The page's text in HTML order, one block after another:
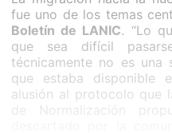
fue uno de los temas
Boletín de LANIC. “Lo
que sea difícil
técnicamente no es una
que estaba disponible
alusión al protocolo que
de Normalización